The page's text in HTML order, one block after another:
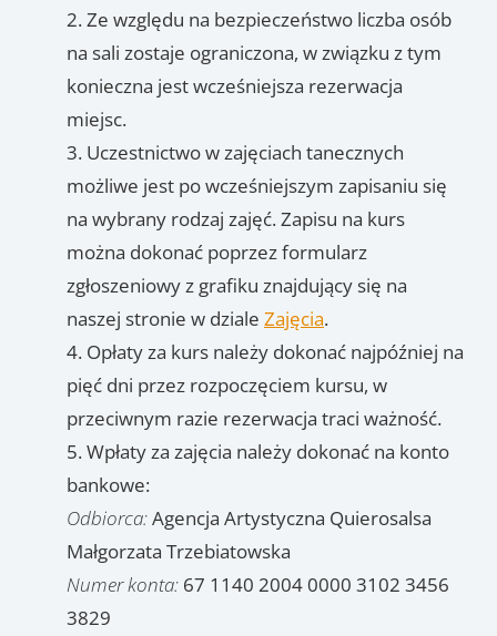
Ze względu na bezpieczeństwo liczba osób
na sali zostaje ograniczona, w związku z tym
konieczna jest wcześniejsza rezerwacja
miejsc.
Uczestnictwo w zajęciach tanecznych
możliwe jest po wcześniejszym zapisaniu się
na wybrany rodzaj zajęć. Zapisu na kurs
można dokonać poprzez formularz
zgłoszeniowy z grafiku znajdujący się na
naszej stronie w dziale Zajęcia.
Opłaty za kurs należy dokonać najpóźniej na
pięć dni przez rozpoczęciem kursu, w
przeciwnym razie rezerwacja traci ważność.
Wpłaty za zajęcia należy dokonać na konto
bankowe:
Odbiorca:Agencja Artystyczna Quierosalsa
Małgorzata Trzebiatowska
Numer konta: 67 1140 2004 0000 3102 3456
3829